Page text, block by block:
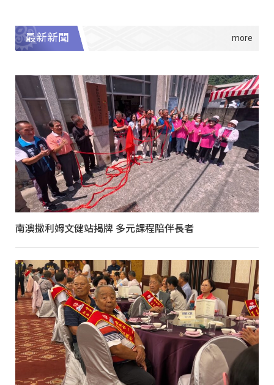
最新新聞
南澳撒利姆文健站揭牌 多元課程陪伴長者